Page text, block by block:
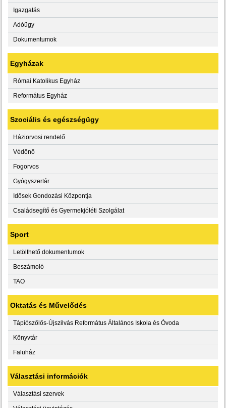
Igazgatás
Adóügy
Dokumentumok
Egyházak
Római Katolikus Egyház
Református Egyház
Szociális és egészségügy
Háziorvosi rendelő
Védőnő
Fogorvos
Gyógyszertár
Idősek Gondozási Központja
Családsegítő és Gyermekjóléti Szolgálat
Sport
Letölthető dokumentumok
Beszámoló
TAO
Oktatás és Művelődés
Tápiószőlős-Újszilvás Református Általános Iskola és Óvoda
Könyvtár
Faluház
Választási információk
Választási szervek